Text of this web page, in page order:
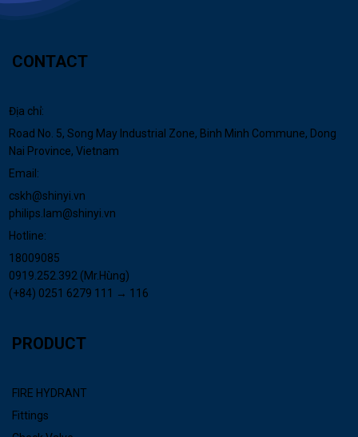
CONTACT
Địa chỉ:
Road No. 5, Song May Industrial Zone, Binh Minh Commune, Dong
Nai Province, Vietnam
Email:
cskh@shinyi.vn
philips.lam@shinyi.vn
Hotline:
18009085
0919.252.392 (Mr.Hùng)
(+84) 0251 6279 111 → 116
PRODUCT
FIRE HYDRANT
Fittings